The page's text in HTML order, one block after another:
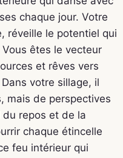
chaque jour. Votre
réveille le potentiel qui
êtes le vecteur
et rêves vers
votre sillage, il
mais de perspectives
repos et de la
chaque étincelle
feu intérieur qui